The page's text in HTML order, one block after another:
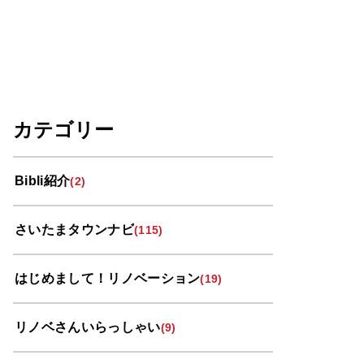
カテゴリー
Bibli紹介(2)
さいたまタウンナビ(115)
はじめまして！リノベーション(19)
リノベさんいらっしゃい(9)